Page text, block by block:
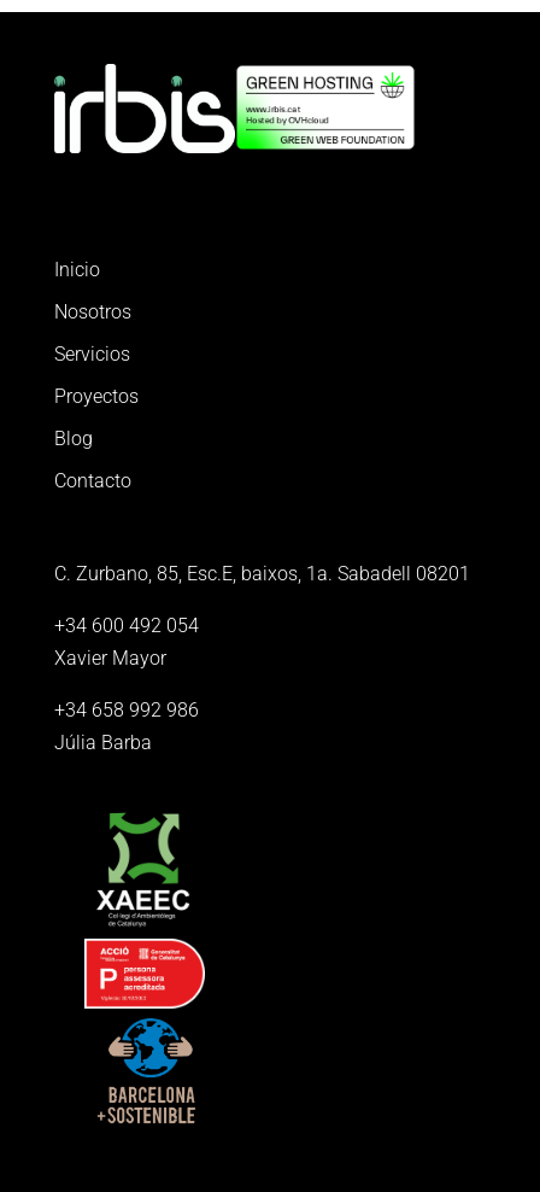
Inicio
Nosotros
Servicios
Proyectos
Blog
Contacto
C. Zurbano, 85, Esc.E, baixos, 1a. Sabadell 08201
+34 600 492 054
Xavier Mayor
+34 658 992 986
Júlia Barba